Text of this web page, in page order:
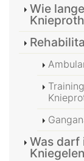
Wie
Was darf